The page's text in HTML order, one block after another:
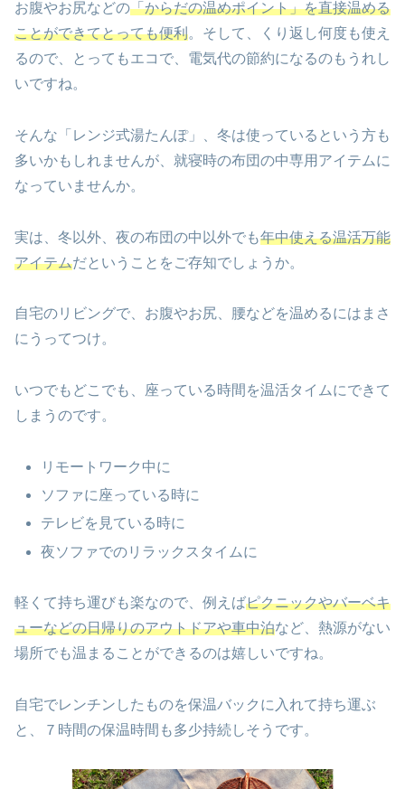
お腹やお尻などの「からだの温めポイント」を直接温める
ことができてとっても便利。そして、くり返し何度も使え
るので、とってもエコで、電気代の節約になるのもうれし
いですね。
そんな「レンジ式湯たんぽ」、冬は使っているという方も
多いかもしれませんが、就寝時の布団の中専用アイテムに
なっていませんか。
実は、冬以外、夜の布団の中以外でも年中使える温活万能
アイテムだということをご存知でしょうか。
自宅のリビングで、お腹やお尻、腰などを温めるにはまさ
にうってつけ。
いつでもどこでも、座っている時間を温活タイムにできて
しまうのです。
リモートワーク中に
ソファに座っている時に
テレビを見ている時に
夜ソファでのリラックスタイムに
軽くて持ち運びも楽なので、例えばピクニックやバーベキ
ューなどの日帰りのアウトドアや車中泊など、熱源がない
場所でも温まることができるのは嬉しいですね。
自宅でレンチンしたものを保温バックに入れて持ち運ぶ
と、７時間の保温時間も多少持続しそうです。